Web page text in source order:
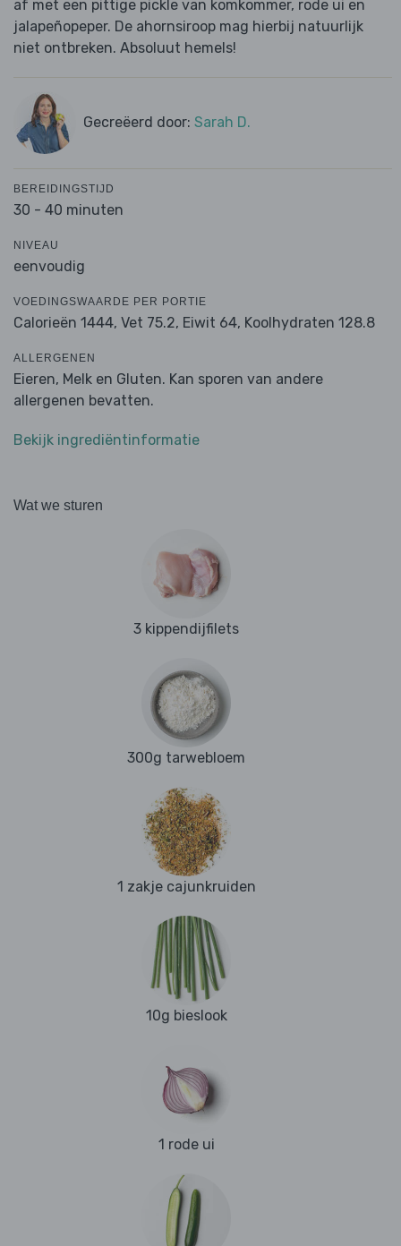
af met een pittige pickle van komkommer, rode ui en
jalapeñopeper. De ahornsiroop mag hierbij natuurlijk
niet ontbreken. Absoluut hemels!
Gecreëerd door: Sarah D.
BEREIDINGSTIJD
30 - 40 minuten
NIVEAU
eenvoudig
VOEDINGSWAARDE PER PORTIE
Calorieën 1444, Vet 75.2, Eiwit 64, Koolhydraten 128.8
ALLERGENEN
Eieren, Melk en Gluten. Kan sporen van andere
allergenen bevatten.
Bekijk ingrediëntinformatie
Wat we sturen
3 kippendijfilets
300g tarwebloem
1 zakje cajunkruiden
10g bieslook
1 rode ui